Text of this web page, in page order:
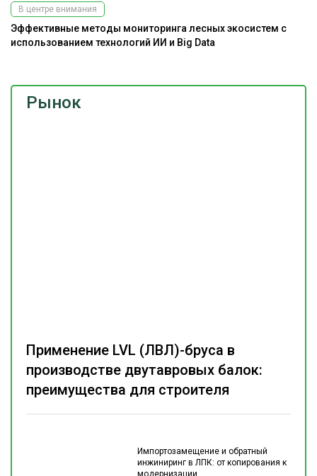
Рынок
Импортозамещение и обратный
инжиниринг в ЛПК: от копирования к
Применение LVL (ЛВЛ)-бруса в
производстве двутавровых балок:
преимущества для строителя
В центре внимания
Эффективные методы мониторинга лесных экосистем с
использованием технологий ИИ и Big Data